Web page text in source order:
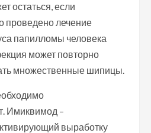
остаться, если
проведено лечение
папилломы человека
может повторно
множественные шипицы.
Имиквимод –
выработку